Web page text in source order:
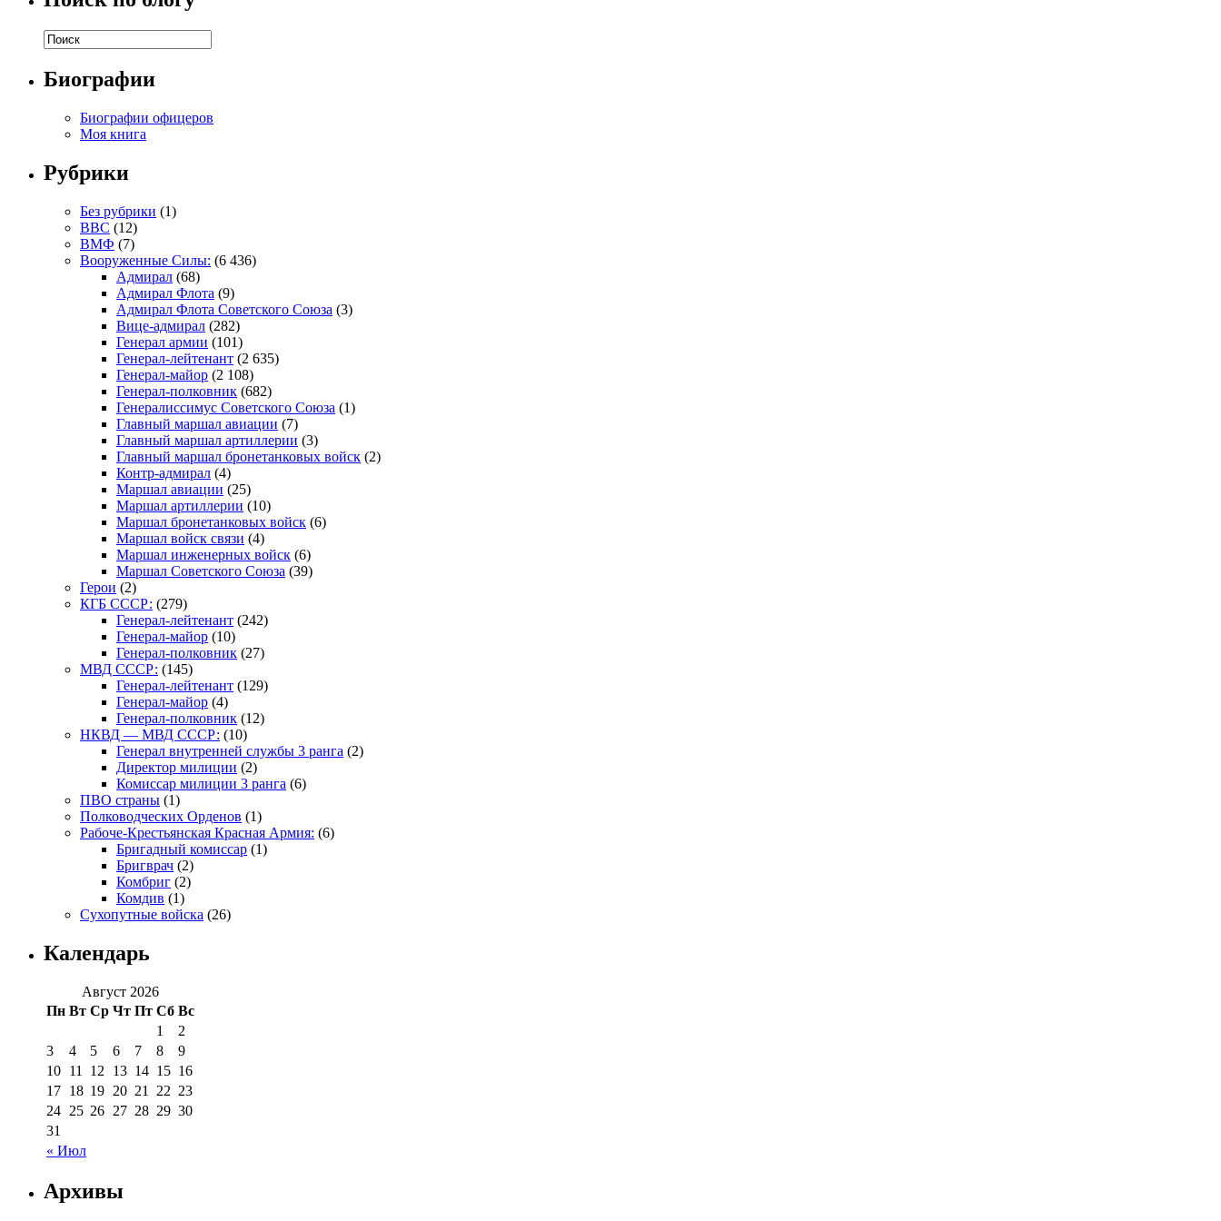
Биографии
Биографии офицеров
Моя книга
Рубрики
Без рубрики (1)
ВВС (12)
ВМФ (7)
Вооруженные Силы: (6 436)
Адмирал (68)
Адмирал Флота (9)
Адмирал Флота Советского Союза (3)
Вице-адмирал (282)
Генерал армии (101)
Генерал-лейтенант (2 635)
Генерал-майор (2 108)
Генерал-полковник (682)
Генералиссимус Советского Союза (1)
Главный маршал авиации (7)
Главный маршал артиллерии (3)
Главный маршал бронетанковых войск (2)
Контр-адмирал (4)
Маршал авиации (25)
Маршал артиллерии (10)
Маршал бронетанковых войск (6)
Маршал войск связи (4)
Маршал инженерных войск (6)
Маршал Советского Союза (39)
Герои (2)
КГБ СССР: (279)
Генерал-лейтенант (242)
Генерал-майор (10)
Генерал-полковник (27)
МВД СССР: (145)
Генерал-лейтенант (129)
Генерал-майор (4)
Генерал-полковник (12)
НКВД — МВД СССР: (10)
Генерал внутренней службы 3 ранга (2)
Директор милиции (2)
Комиссар милиции 3 ранга (6)
ПВО страны (1)
Полководческих Орденов (1)
Рабоче-Крестьянская Красная Армия: (6)
Бригадный комиссар (1)
Бригврач (2)
Комбриг (2)
Комдив (1)
Сухопутные войска (26)
Календарь
Август 2026
Пн Вт Ср Чт Пт Сб Вс
« Июл
1
2
3
4 5 6 7 8
9
10 11 12 13 14 15 16
17 18 19 20 21 22 23
24 25 26 27 28 29 30
31
Архивы